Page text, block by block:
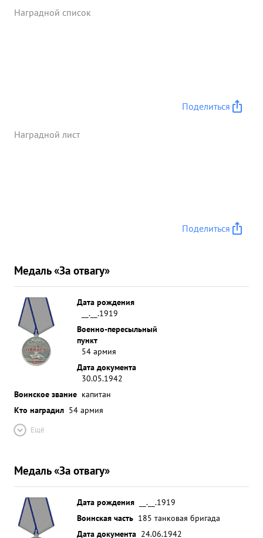
награды ордена "КРАСНОЙЭ ЗВЕЗДЫ" ...»
Наградной список
Поделиться
Наградной лист
Поделиться
Медаль «За отвагу»
Дата рождения
__.__.1919
Военно-пересыльный
пункт
54 армия
Дата документа
30.05.1942
Воинское звание капитан
Кто наградил 54 армия
Ещё
Медаль «За отвагу»
Дата рождения
__.__.1919
Воинская часть 185 танковая бригада
Дата документа 24.06.1942